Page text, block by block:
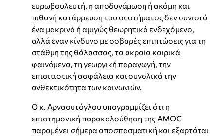
ευρωβουλευτή, η αποδυνάμωση ή ακόμη και
πιθανή κατάρρευση του συστήματος δεν συνιστά
ένα μακρινό ή αμιγώς θεωρητικό ενδεχόμενο,
αλλά έναν κίνδυνο με σοβαρές επιπτώσεις για τη
στάθμη της θάλασσας, τα ακραία καιρικά
φαινόμενα, τη γεωργική παραγωγή, την
επισιτιστική ασφάλεια και συνολικά την
ανθεκτικότητα των κοινωνιών.
Ο κ. Αρναουτόγλου υπογραμμίζει ότι η
επιστημονική παρακολούθηση της AMOC
παραμένει σήμερα αποσπασματική και εξαρτάται